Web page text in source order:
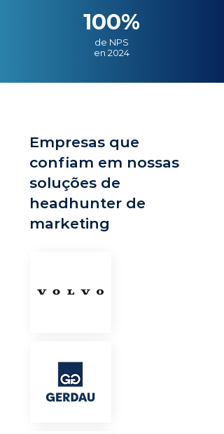
100%
de NPS
en 2024
Empresas que
confiam em nossas
soluções de
headhunter de
marketing